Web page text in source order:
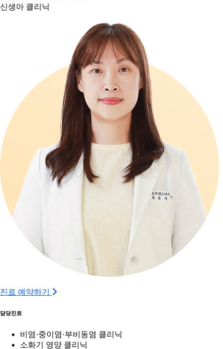
신생아 클리닉
진료 예약하기
담당진료
비염·중이염·부비동염 클리닉
소화기 영양 클리닉